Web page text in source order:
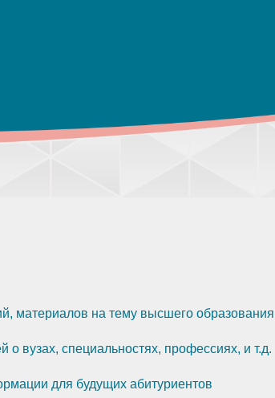
материалов на тему высшего образования
вузах, специальностях, профессиях, и т.д.
для будущих абитуриентов